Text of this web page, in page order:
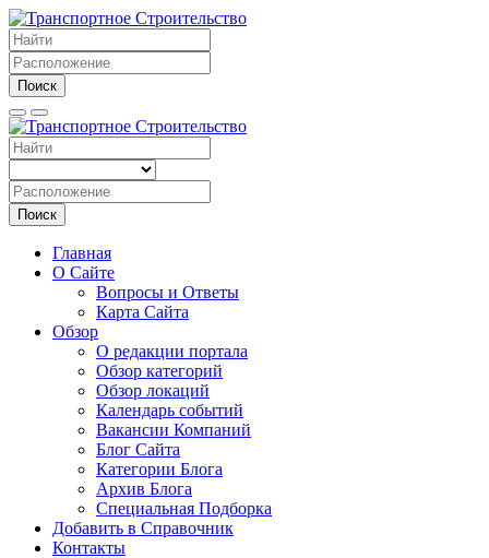
Поиск
Поиск
Главная
О Сайте
Вопросы и Ответы
Карта Сайта
Обзор
О редакции портала
Обзор категорий
Обзор локаций
Календарь событий
Вакансии Компаний
Блог Сайта
Категории Блога
Архив Блога
Специальная Подборка
Добавить в Справочник
Контакты